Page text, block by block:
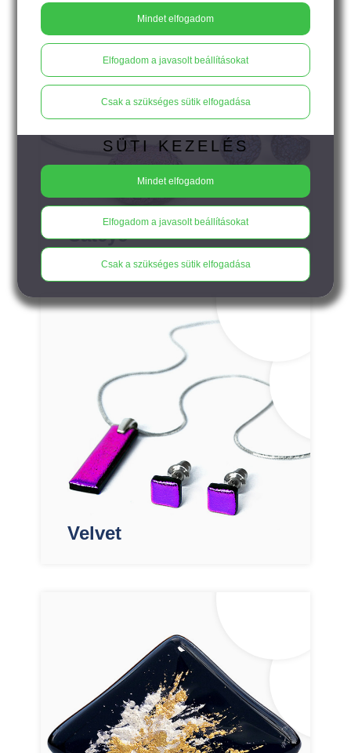
Cateye
Velvet
Mindet elfogadom
Elfogadom a javasolt beállításokat
Csak a szükséges sütik elfogadása
SÜTI KEZELÉS
Mindet elfogadom
Elfogadom a javasolt beállításokat
Csak a szükséges sütik elfogadása